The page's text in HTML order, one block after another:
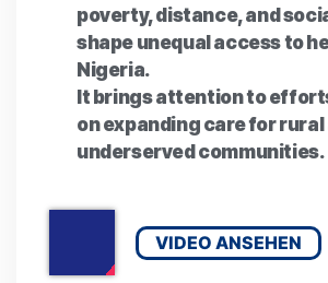
poverty, distance, and
shape unequal access to
Nigeria.
It brings attention to
on expanding care for rural
underserved communities.
VIDEO ANSEHEN